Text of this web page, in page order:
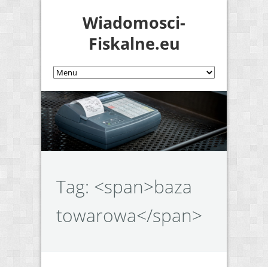
Wiadomosci-
Fiskalne.eu
Tag: <span>baza
towarowa</span>